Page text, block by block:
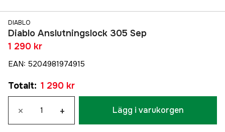
DIABLO
Diablo Anslutningslock 305 Sep
1 290 kr
EAN: 5204981974915
Totalt: 1 290 kr
× + Lägg i varukorgen